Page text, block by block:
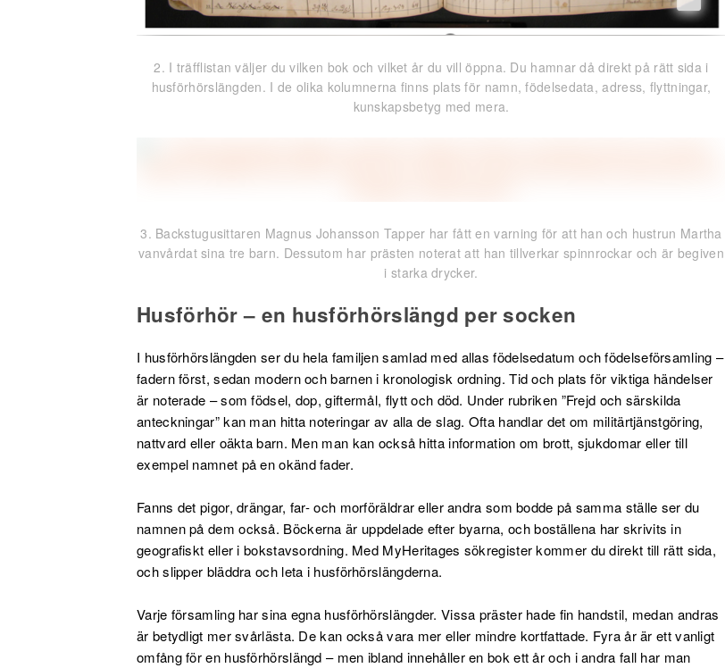
2. I träfflistan väljer du vilken bok och vilket år du vill öppna. Du hamnar då direkt på rätt sida i
husförhörslängden. I de olika kolumnerna finns plats för namn, födelsedata, adress, flyttningar,
kunskapsbetyg med mera.
3. Backstugusittaren Magnus Johansson Tapper har fått en varning för att han och hustrun Martha
vanvårdat sina tre barn. Dessutom har prästen noterat att han tillverkar spinnrockar och är begiven
i starka drycker.
Husförhör – en husförhörslängd per socken
I husförhörslängden ser du hela familjen samlad med allas födelsedatum och födelseförsamling –
fadern först, sedan modern och barnen i kronologisk ordning. Tid och plats för viktiga händelser
är noterade – som födsel, dop, giftermål, flytt och död. Under rubriken ”Frejd och särskilda
anteckningar” kan man hitta noteringar av alla de slag. Ofta handlar det om militärtjänstgöring,
nattvard eller oäkta barn. Men man kan också hitta information om brott, sjukdomar eller till
exempel namnet på en okänd fader.
Fanns det pigor, drängar, far- och morföräldrar eller andra som bodde på samma ställe ser du
namnen på dem också. Böckerna är uppdelade efter byarna, och boställena har skrivits in
geografiskt eller i bokstavsordning. Med MyHeritages sökregister kommer du direkt till rätt sida,
och slipper bläddra och leta i husförhörslängderna.
Varje församling har sina egna husförhörslängder. Vissa präster hade fin handstil, medan andras
är betydligt mer svårlästa. De kan också vara mer eller mindre kortfattade. Fyra år är ett vanligt
omfång för en husförhörslängd – men ibland innehåller en bok ett år och i andra fall har man